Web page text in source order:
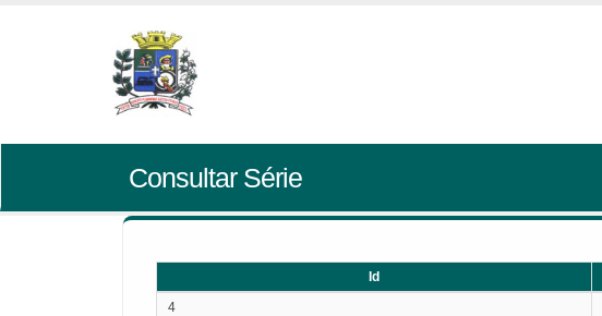
Consultar Série
Id
4